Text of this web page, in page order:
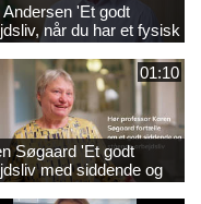
Andersen 'Et godt
når du har et fysisk
01:10
Søgaard 'Et godt
med siddende og
arbejde'